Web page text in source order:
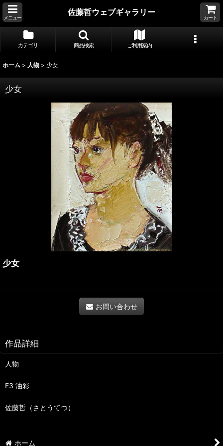
メニュー
佐藤哲ウェブギャラリー
カート
カテゴリ 商品検索 ご利用案内
ホーム > 人物 > 少女
少女
少女
お問い合わせ
作品詳細
人物
F3 油彩
佐藤哲（さとうてつ）
ホーム